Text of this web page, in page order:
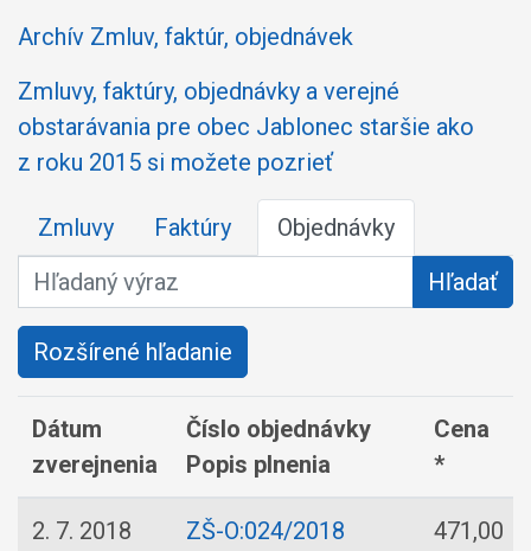
Archív Zmluv, faktúr, objednávek
Zmluvy, faktúry, objednávky a verejné
obstarávania pre obec Jablonec staršie ako
z roku 2015 si možete pozrieť
Zmluvy Faktúry
Objednávky
Hľadaný výraz
Hľadať
Rozšírené hľadanie
Dátum
zverejnenia
Číslo objednávky
Popis plnenia
Cena
*
2. 7. 2018
ZŠ-O:024/2018
471,00